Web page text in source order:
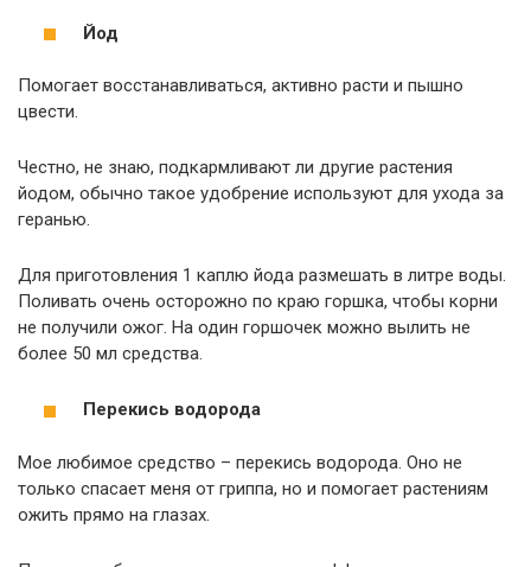
Йод
Помогает восстанавливаться, активно расти и пышно
цвести.
Честно, не знаю, подкармливают ли другие растения
йодом, обычно такое удобрение используют для ухода за
геранью.
Для приготовления 1 каплю йода размешать в литре воды.
Поливать очень осторожно по краю горшка, чтобы корни
не получили ожог. На один горшочек можно вылить не
более 50 мл средства.
Перекись водорода
Мое любимое средство – перекись водорода. Оно не
только спасает меня от гриппа, но и помогает растениям
ожить прямо на глазах.